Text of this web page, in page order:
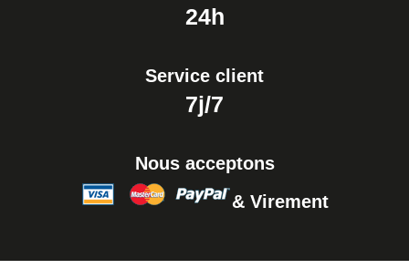
24h
Service client
7j/7
Nous acceptons
& Virement